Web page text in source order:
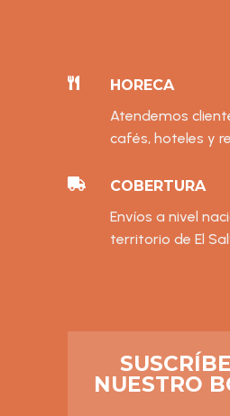

HORECA
Atendemos
cafés, hoteles y

COBERTURA
Envíos a nivel
territorio de El
NUESTRO